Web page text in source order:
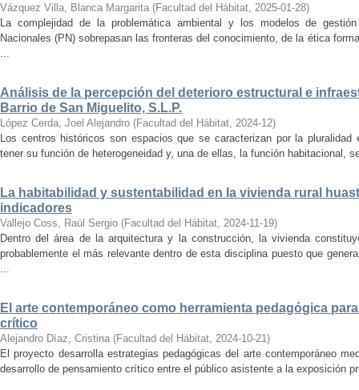
Vázquez Villa, Blanca Margarita (Facultad del Hábitat, 2025-01-28)
La complejidad de la problemática ambiental y los modelos de
Nacionales (PN) sobrepasan las fronteras del conocimiento, de la ética
...
Análisis de la percepción del deterioro estructural e
Barrio de San Miguelito, S.L.P.
López Cerda, Joel Alejandro (Facultad del Hábitat, 2024-12)
Los centros históricos son espacios que se caracterizan por la
tener su función de heterogeneidad y, una de ellas, la función habitacional,
La habitabilidad y sustentabilidad en la vivienda rural
indicadores
Vallejo Coss, Raúl Sergio (Facultad del Hábitat, 2024-11-19)
Dentro del área de la arquitectura y la construcción, la vivienda
probablemente el más relevante dentro de esta disciplina puesto que
...
El arte contemporáneo como herramienta pedagógica
crítico
Alejandro Díaz, Cristina (Facultad del Hábitat, 2024-10-21)
El proyecto desarrolla estrategias pedagógicas del arte contemporáneo
desarrollo de pensamiento crítico entre el público asistente a la exposición